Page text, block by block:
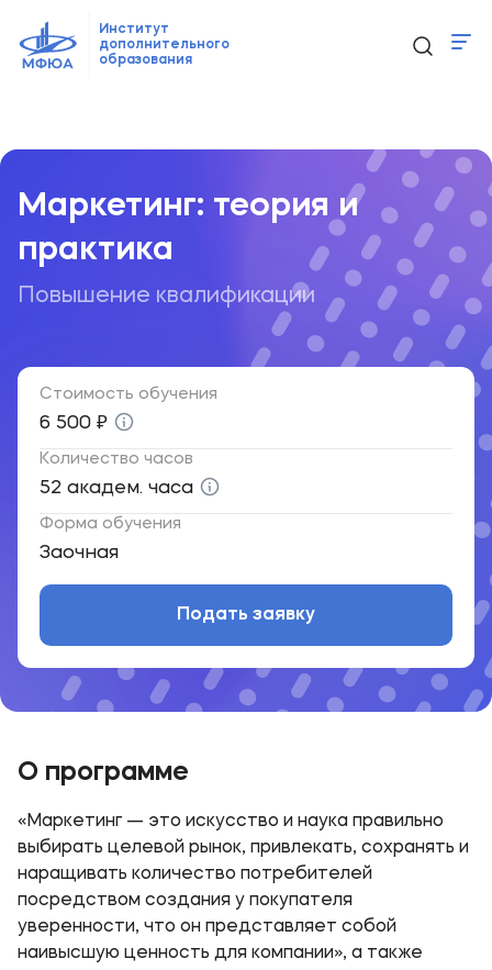
Институт
дополнительного
образования
Контакты
ido@mfua.ru
Выбрать программу
Маркетинг: теория и
практика
Повышение квалификации
Стоимость обучения
6 500 ₽
Количество часов
52 академ. часа
Форма обучения
Заочная
Подать заявку
О программе
«Маркетинг — это искусство и наука правильно
выбирать целевой рынок, привлекать, сохранять и
наращивать количество потребителей
посредством создания у покупателя
уверенности, что он представляет собой
наивысшую ценность для компании», а также